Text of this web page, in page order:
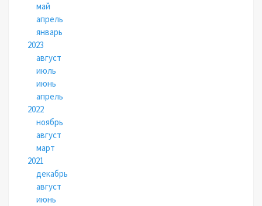
май
апрель
январь
2023
август
июль
июнь
апрель
2022
ноябрь
август
март
2021
декабрь
август
июнь